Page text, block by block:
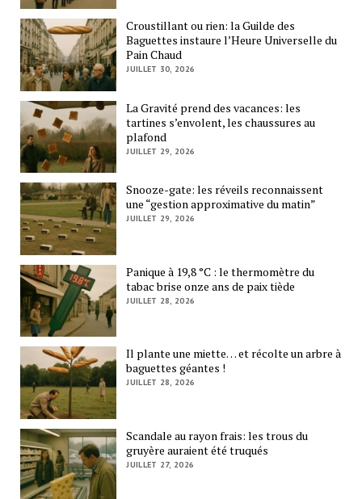
Croustillant ou rien: la Guilde des
Baguettes instaure l’Heure Universelle du
Pain Chaud
JUILLET 30, 2026
La Gravité prend des vacances: les
tartines s’envolent, les chaussures au
plafond
JUILLET 29, 2026
Snooze-gate: les réveils reconnaissent
une “gestion approximative du matin”
JUILLET 29, 2026
Panique à 19,8 °C : le thermomètre du
tabac brise onze ans de paix tiède
JUILLET 28, 2026
Il plante une miette… et récolte un arbre à
baguettes géantes !
JUILLET 28, 2026
Scandale au rayon frais: les trous du
gruyère auraient été truqués
JUILLET 27, 2026